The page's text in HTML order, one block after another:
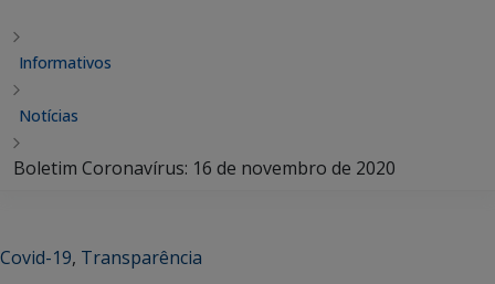
Informativos
Notícias
Boletim Coronavírus: 16 de novembro de 2020
Covid-19, Transparência